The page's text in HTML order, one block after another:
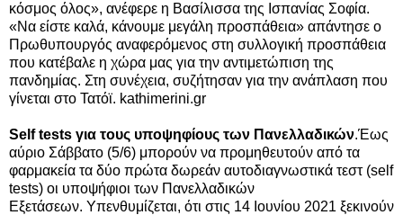
κόσμος όλος», ανέφερε η Βασίλισσα της Ισπανίας Σοφία.
«Να είστε καλά, κάνουμε μεγάλη προσπάθεια» απάντησε ο
Πρωθυπουργός αναφερόμενος στη συλλογική προσπάθεια
που κατέβαλε η χώρα μας για την αντιμετώπιση της
πανδημίας. Στη συνέχεια, συζήτησαν για την ανάπλαση που
γίνεται στο Τατόϊ. kathimerini.gr
Self tests για τους υποψηφίους των Πανελλαδικών.Έως
αύριο Σάββατο (5/6) μπορούν να προμηθευτούν από τα
φαρμακεία τα δύο πρώτα δωρεάν αυτοδιαγνωστικά τεστ (self
tests) οι υποψήφιοι των Πανελλαδικών
Εξετάσεων. Υπενθυμίζεται, ότι στις 14 Ιουνίου 2021 ξεκινούν